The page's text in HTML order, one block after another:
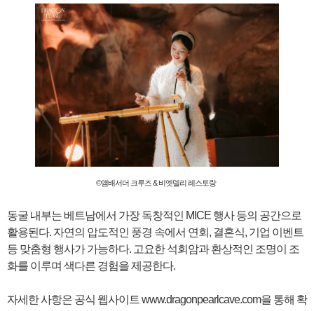
©앰배서더 크루즈 & 비엣델리 레스토랑
동굴 내부는 베트남에서 가장 독창적인 MICE 행사 등의 공간으로
활용된다. 자연의 압도적인 풍경 속에서 연회, 결혼식, 기업 이벤트
등 맞춤형 행사가 가능하다. 고요한 석회암과 환상적인 조명이 조
화를 이루며 색다른 경험을 제공한다.
자세한 사항은 공식 웹사이트 www.dragonpearlcave.com을 통해 확